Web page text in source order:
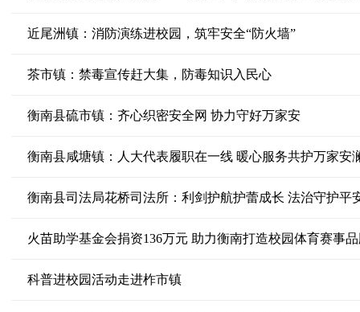
近尾洲镇：消防演练进校园，筑牢安全“防火墙”
茶市镇：禁毒宣传赶大集，防毒知识入民心
衡南县硫市镇：齐心织密安全网 协力守好万家安
衡南县咸塘镇：人大代表履职在一线 暖心服务共护万家安
衡南县司法局花桥司法所：利剑护航护蕾成长 法治守护平
火苗助学基金会捐资136万元 助力衡南打造校园体育赛事
科普进校园活动走进柞市镇